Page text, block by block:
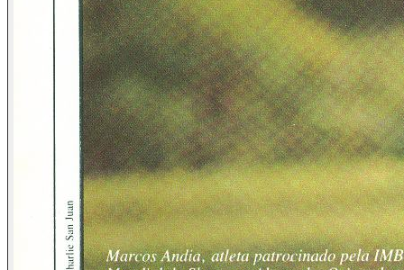
marionete, deixar-se conduzir". Apenas para dar outro
exemplo, ainda atados no anúncio mostrado, lembramos que
o aiatolá Khomeini é uma descarada autoridade religiosa,
claramente sequioso pelo total poder político do Irã, que
conseguiu convencer uma infeliz, pobre e inculta população
a aplaudir seus desmandos.
Assim, a censura, por mais sutil, aparentemente inócua e
boba que possa parecer, funciona em mentes
despreparadas.
Agora, o grande problema, para esses censores não tão
amadores assim, é que temos certeza que o brasileiro médio
não é assim tão idiota, deslumbrado, despreparado e tão
facilmente conduzível como eles insistem em pensar.